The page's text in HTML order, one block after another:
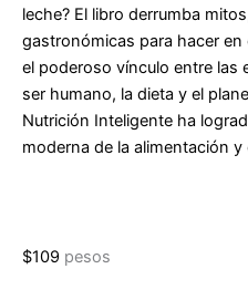
leche? El libro derrumba
gastronómicas para hacer
el poderoso vínculo entre las
ser humano, la dieta y el
Nutrición Inteligente ha
moderna de la alimentación
$109 pesos